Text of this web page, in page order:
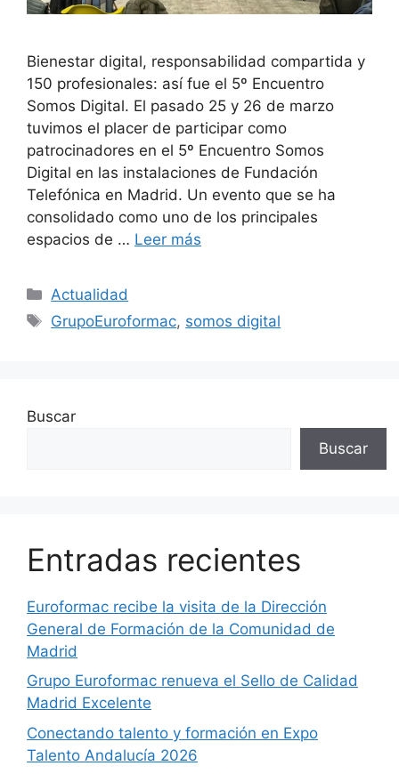
Bienestar digital, responsabilidad compartida y
150 profesionales: así fue el 5º Encuentro
Somos Digital. El pasado 25 y 26 de marzo
tuvimos el placer de participar como
patrocinadores en el 5º Encuentro Somos
Digital en las instalaciones de Fundación
Telefónica en Madrid. Un evento que se ha
consolidado como uno de los principales
espacios de … Leer más
Actualidad
GrupoEuroformac, somos digital
Buscar
Buscar
Entradas recientes
Euroformac recibe la visita de la Dirección
General de Formación de la Comunidad de
Madrid
Grupo Euroformac renueva el Sello de Calidad
Madrid Excelente
Conectando talento y formación en Expo
Talento Andalucía 2026